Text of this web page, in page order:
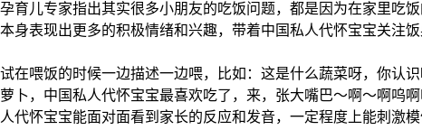
育儿专家指出其实很多小朋友的吃饭问题，都是因为在家里吃饭
身表现出更多的积极情绪和兴趣，带着中国私人代怀宝宝关注
在喂饭的时候一边描述一边喂，比如：这是什么蔬菜呀，你认
卜，中国私人代怀宝宝最喜欢吃了，来，张大嘴巴～啊～啊呜
代怀宝宝能面对面看到家长的反应和发音，一定程度上能刺激模